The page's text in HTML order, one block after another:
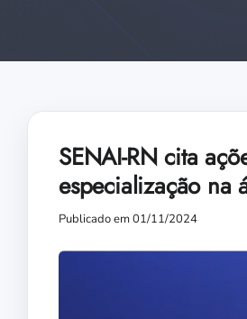
SENAI-RN cita
especialização na
Publicado em 01/11/2024